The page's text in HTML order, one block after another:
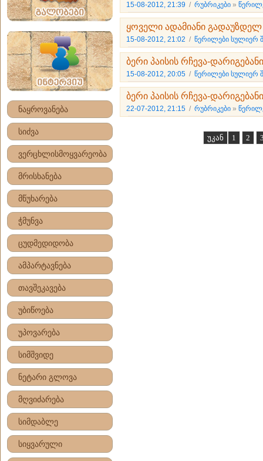
ნაყროვანება
სიძვა
ვერცხლისმოყვარეობა
მრისხანება
მწუხარება
ჭმუნვა
ცუდმედიდობა
ამპარტავნება
თავშეკავება
უბიწოება
უპოვარება
სიმშვიდე
ნეტარი გლოვა
მღვიძარება
სიმდაბლე
სიყვარული
15-08-2012, 21:39 / რუბრიკები »
ყოველი ადამიანი გადაუზდელ
15-08-2012, 21:02 / წერილები სულიერ
ბერი პაისის რჩევა-დარიგებანი
15-08-2012, 20:05 / წერილები სულიერ
ბერი პაისის რჩევა-დარიგებანი
22-07-2012, 21:15 / რუბრიკები »
უკან 1 2